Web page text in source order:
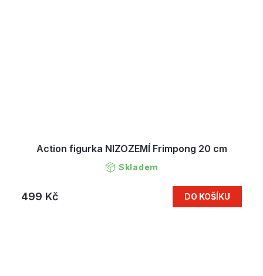
Action figurka NIZOZEMÍ Frimpong 20 cm
Skladem
499 Kč DO KOŠÍKU